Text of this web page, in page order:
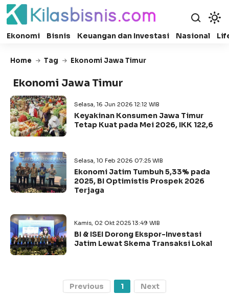
Ekonomi Bisnis Keuangan dan Investasi Nasional
Home Tag Ekonomi Jawa Timur
Ekonomi Jawa Timur
Selasa, 16 Jun 2026 12:12 WIB
Keyakinan Konsumen Jawa Timur
Tetap Kuat pada Mei 2026, IKK 122,6
Selasa, 10 Feb 2026 07:25 WIB
Ekonomi Jatim Tumbuh 5,33% pada
2025, BI Optimistis Prospek 2026
Terjaga
Kamis, 02 Okt 2025 13:49 WIB
BI & ISEI Dorong Ekspor-Investasi
Jatim Lewat Skema Transaksi Lokal
Previous 1 Next